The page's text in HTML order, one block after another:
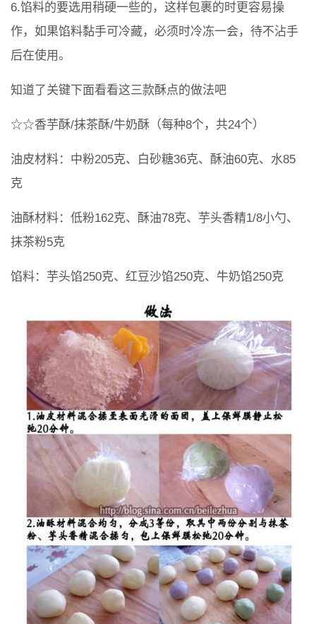
6.馅料的要选用稍硬一些的，这样包裹的时更容易操
作，如果馅料黏手可冷藏，必须时冷冻一会，待不沾手
后在使用。
知道了关键下面看看这三款酥点的做法吧
☆☆香芋酥/抹茶酥/牛奶酥（每种8个，共24个）
油皮材料：中粉205克、白砂糖36克、酥油60克、水85
克
油酥材料：低粉162克、酥油78克、芋头香精1/8小勺、
抹茶粉5克
馅料：芋头馅250克、红豆沙馅250克、牛奶馅250克